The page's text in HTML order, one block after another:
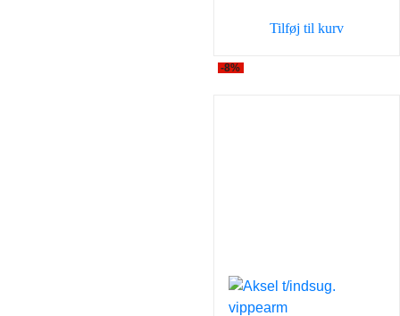
49,00 kr..
Tilføj til kurv
-8%